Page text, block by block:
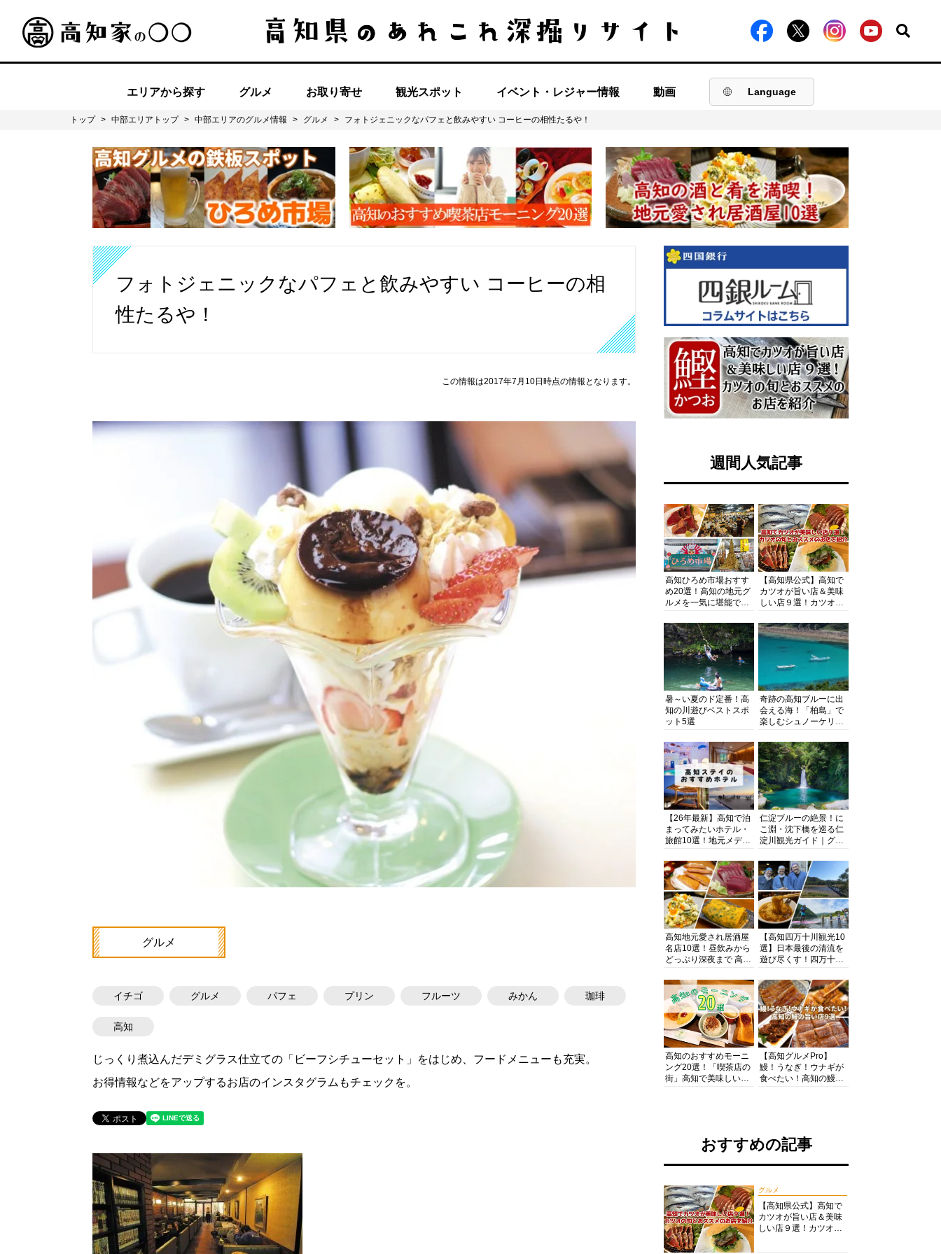
エリアから探す グルメ お取り寄せ 観光スポット イベント・レジャー情報 動画 Language
トップ > 中部エリアトップ > 中部エリアのグルメ情報 > グルメ > フォトジェニックなパフェと飲みやすい コーヒーの相性たるや！
フォトジェニックなパフェと飲みやすい コーヒーの相
性たるや！
この情報は2017年7月10日時点の情報となります。
グルメ
イチゴ グルメ パフェ プリン フルーツ みかん 珈琲
高知
じっくり煮込んだデミグラス仕立ての「ビーフシチューセット」をはじめ、フードメニューも充実。
お得情報などをアップするお店のインスタグラムもチェックを。
週間人気記事
高知ひろめ市場おすす
め20選！高知の地元グ
ルメを一気に堪能でき
底解剖
【高知県公式】高知で
カツオが旨い店＆美味
しい店９選！カツオの
紹介
暑～い夏のド定番！高
知の川遊びベストスポ
ット5選
奇跡の高知ブルーに出
会える海！「柏島」で
楽しむシュノーケリン
浴にキャンプまで透明
度抜群の海の楽園を徹
底紹介
【26年最新】高知で泊
まってみたいホテル・
旅館10選！地元メディ
厳選
仁淀ブルーの絶景！に
こ淵・沈下橋を巡る仁
淀川観光ガイド｜グル
まで完全網羅！
高知地元愛され居酒屋
名店10選！昼飲みから
どっぷり深夜まで 高知
知グルメPro】
【高知四万十川観光10
選】日本最後の清流を
遊び尽くす！四万十川
を網羅したおすすめガ
イド
高知のおすすめモーニ
ング20選！「喫茶店の
街」高知で美味しい喫
【高知グルメPro】
鰻！うなぎ！ウナギが
食べたい！高知の鰻の
おすすめの記事
グルメ
【高知県公式】高知で
カツオが旨い店＆美味
しい店９選！カツオの